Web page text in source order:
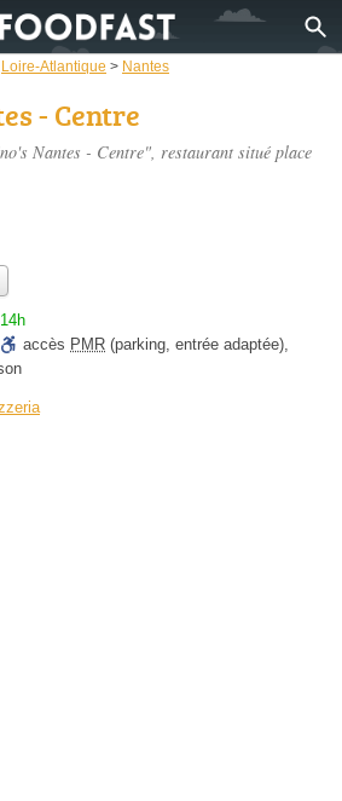
Loire-Atlantique > Nantes
- Centre
Nantes - Centre", restaurant situé place
accès PMR (parking, entrée adaptée),